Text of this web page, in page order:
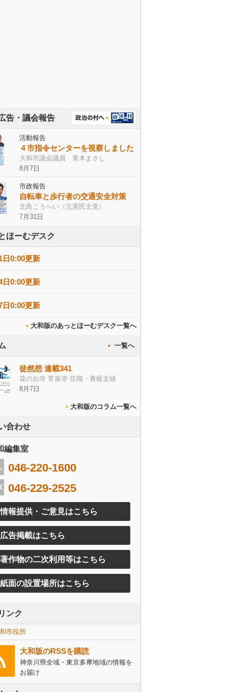
告・議会報告
活動報告
４市指令センターを視察しました
大和市議会議員 青木まさし
8月7日
市政報告
自転車と歩行者の交通安全対策
北島こうへい（立憲民主党）
7月31日
ほーむデスク
日0:00更新
日0:00更新
日0:00更新
大和版のあっとほーむデスク一覧へ
一覧へ
徒然想 連載341
花のお寺 常泉寺 住職・青蔭文雄
8月7日
大和版のコラム一覧へ
合わせ
編集室
046-220-1600
046-229-2525
情報提供・ご意見はこちら
広告掲載はこちら
著作物の二次利用等はこちら
紙面の設置場所はこちら
ンク
市役所
大和版のRSSを購読
神奈川県全域・東京多摩地域の情報を
お届け